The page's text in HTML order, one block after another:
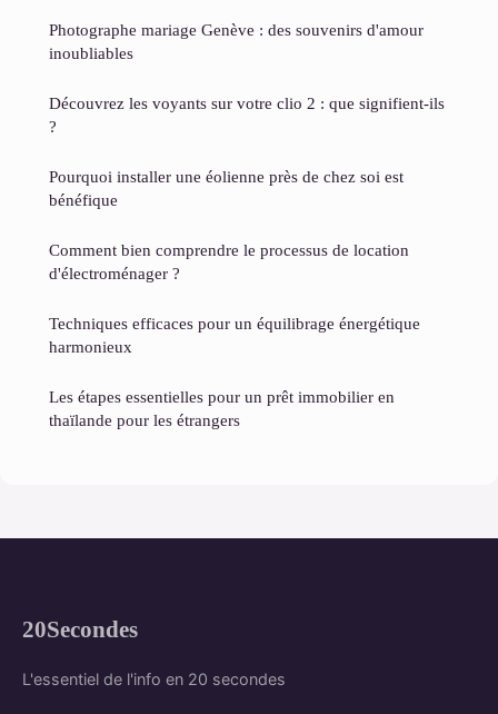
Photographe mariage Genève : des souvenirs d'amour
inoubliables
Découvrez les voyants sur votre clio 2 : que signifient-ils
?
Pourquoi installer une éolienne près de chez soi est
bénéfique
Comment bien comprendre le processus de location
d'électroménager ?
Techniques efficaces pour un équilibrage énergétique
harmonieux
Les étapes essentielles pour un prêt immobilier en
thaïlande pour les étrangers
20Secondes
L'essentiel de l'info en 20 secondes